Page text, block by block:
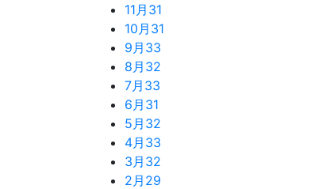
11月 31
10月 31
9月 33
8月 32
7月 33
6月 31
5月 32
4月 33
3月 32
2月 29